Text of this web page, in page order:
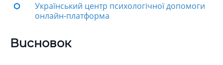
Український центр психологічної допомоги
онлайн-платформа
Висновок